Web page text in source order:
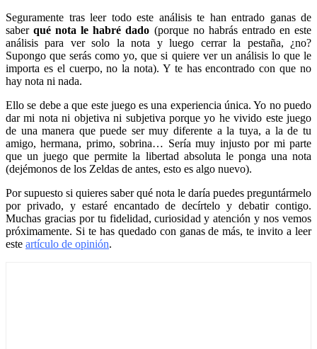
Seguramente tras leer todo este análisis te han entrado ganas de
saberqué nota le habré dado (porque no habrás entrado en este
análisis para ver solo la nota y luego cerrar la pestaña, ¿no?
Supongo que serás como yo, que si quiere ver un análisis lo que le
importa es el cuerpo, no la nota). Y te has encontrado con que no
hay nota ni nada.
Ello se debe a que este juego es una experiencia única. Yo no puedo
dar mi nota ni objetiva ni subjetiva porque yo he vivido este juego
de una manera que puede ser muy diferente a la tuya, a la de tu
amigo, hermana, primo, sobrina… Sería muy injusto por mi parte
que un juego que permite la libertad absoluta le ponga una nota
(dejémonos de los Zeldas de antes, esto es algo nuevo).
Por supuesto si quieres saber qué nota le daría puedes preguntármelo
por privado, y estaré encantado de decírtelo y debatir contigo.
Muchas gracias por tu fidelidad, curiosidad y atención y nos vemos
próximamente. Si te has quedado con ganas de más, te invito a leer
este artículo de opinión.